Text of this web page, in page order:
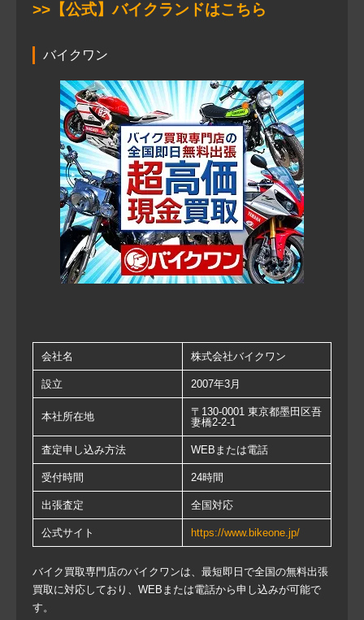
>>【公式】バイクランドはこちら
バイクワン
会社名 株式会社バイクワン
設立 2007年3月
本社所在地
〒130-0001 東京都墨田区吾
妻橋2-2-1
査定申し込み方法 WEBまたは電話
受付時間 24時間
出張査定 全国対応
公式サイト https://www.bikeone.jp/
バイク買取専門店のバイクワンは、最短即日で全国の無料出張
買取に対応しており、WEBまたは電話から申し込みが可能で
す。